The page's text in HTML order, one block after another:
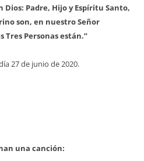
Padre, Hijo y Espíritu Santo,
son, en nuestro Señor
Tres Personas están.”
27 de junio de 2020.
una canción: